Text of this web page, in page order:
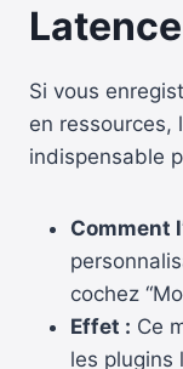
Latence
Si vous
en ressources,
indispensable
Comment
cochez
Effet : Ce
les plugins